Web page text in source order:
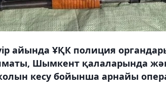
айында ҰҚК полиция
Шымкент қалаларында
кесу бойынша арнайы